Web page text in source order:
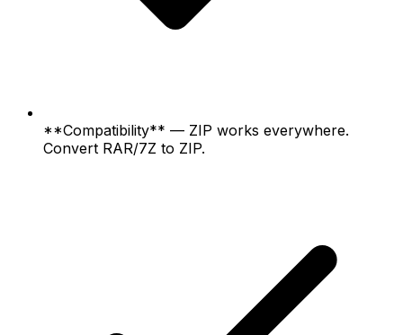
**Compatibility** — ZIP works everywhere.
Convert RAR/7Z to ZIP.